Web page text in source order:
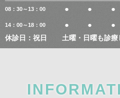
08：30～13：00 ● ● ●
14：00～18：00 ● ● ●
休診日：祝日 土曜・日曜も診